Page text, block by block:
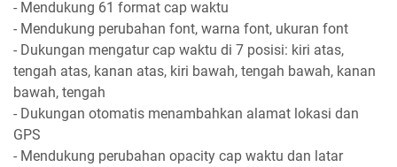
- Mendukung 61 format cap waktu
- Mendukung perubahan font, warna font, ukuran font
- Dukungan mengatur cap waktu di 7 posisi: kiri atas,
tengah atas, kanan atas, kiri bawah, tengah bawah, kanan
bawah, tengah
- Dukungan otomatis menambahkan alamat lokasi dan
GPS
- Mendukung perubahan opacity cap waktu dan latar